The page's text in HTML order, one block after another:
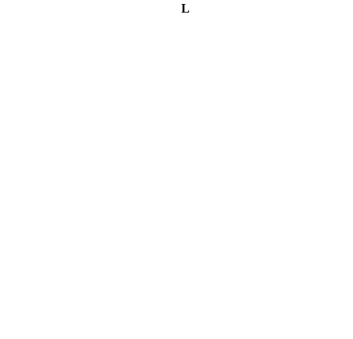
Llunes